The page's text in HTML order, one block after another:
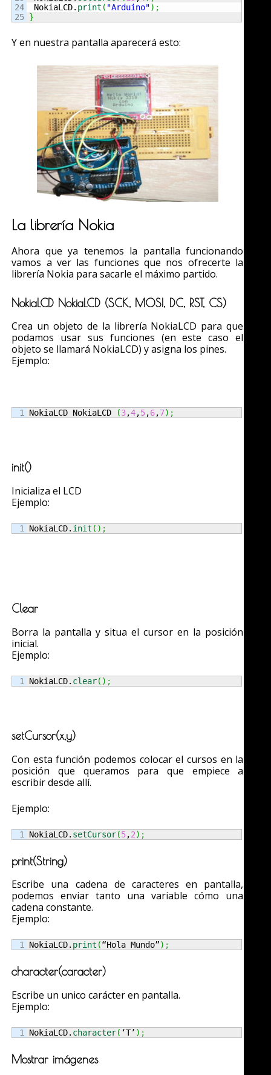
24
NokiaLCD. print ( "Arduino") ;
}
Y en nuestra pantalla aparecerá esto:
La librería Nokia
Ahora que ya tenemos la pantalla funcionando
vamos a ver las funciones que nos ofrecerte la
librería Nokia para sacarle el máximo partido.
NokiaLCD NokiaLCD (SCK, MOSI, DC, RST, CS)
Crea un objeto de la librería NokiaLCD para que
podamos usar sus funciones (en este caso el
objeto se llamará NokiaLCD) y asigna los pines.
Ejemplo:
NokiaLCD NokiaLCD (3,4,5,6,7) ;
init()
Inicializa el LCD
Ejemplo:
NokiaLCD. init ( ) ;
Clear
Borra la pantalla y situa el cursor en la posición
inicial.
Ejemplo:
NokiaLCD. clear( ) ;
setCursor(x,y)
Con esta función podemos colocar el cursos en la
posición que queramos para que empiece a
escribir desde allí.
Ejemplo:
NokiaLCD. setCursor(5,2) ;
print(String)
Escribe una cadena de caracteres en pantalla,
podemos enviar tanto una variable cómo una
cadena constante.
Ejemplo:
NokiaLCD. print (“Hola Mundo”) ;
character(caracter)
Escribe un unico carácter en pantalla.
Ejemplo:
NokiaLCD. character( ‘T’ ) ;
Mostrar imágenes